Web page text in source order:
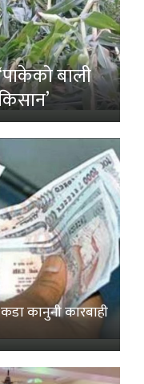
बाली
कानुनी कारबाही